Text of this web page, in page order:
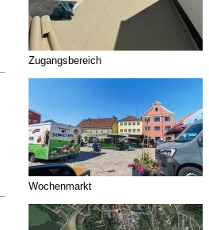
Zugangsbereich
Wochenmarkt